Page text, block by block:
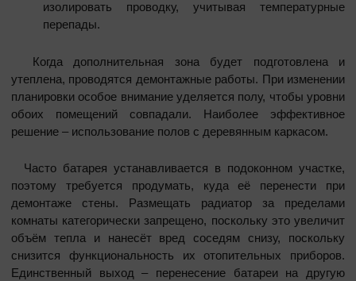
изолировать проводку, учитывая температурные
перепады.
Когда дополнительная зона будет подготовлена и
утеплена, проводятся демонтажные работы. При изменении
планировки особое внимание уделяется полу, чтобы уровни
обоих помещений совпадали. Наиболее эффективное
решение – использование полов с деревянным каркасом.
Часто батарея устанавливается в подоконном участке,
поэтому требуется продумать, куда её перенести при
демонтаже стены. Размещать радиатор за пределами
комнаты категорически запрещено, поскольку это увеличит
объём тепла и нанесёт вред соседям снизу, поскольку
снизится функциональность их отопительных приборов.
Единственный выход – перенесение батареи на другую